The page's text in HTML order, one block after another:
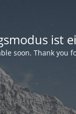
ist
soon. Thank you